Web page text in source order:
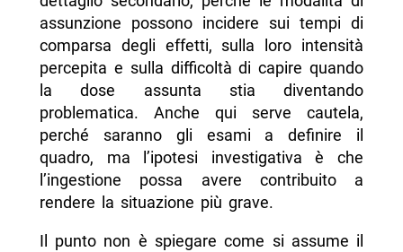
assunzione possono incidere sui tempi di
comparsa degli effetti, sulla loro intensità
percepita e sulla difficoltà di capire quando
la dose assunta stia diventando
problematica. Anche qui serve cautela,
perché saranno gli esami a definire il
quadro, ma l’ipotesi investigativa è che
l’ingestione possa avere contribuito a
rendere la situazione più grave.
Il punto non è spiegare come si assume il